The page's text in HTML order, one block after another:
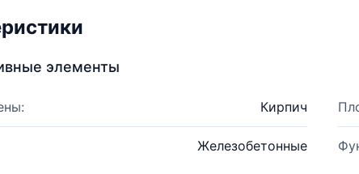
элементы
Кирпич
Железобетонные